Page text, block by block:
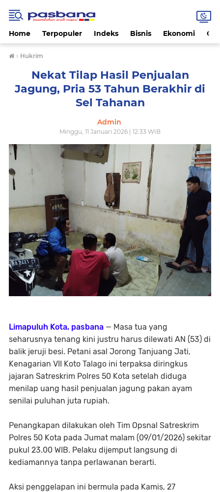
Home Terpopuler Indeks Bisnis Ekonomi
› Hukrim
Nekat Tilap Hasil Penjualan
Jagung, Pria 53 Tahun Berakhir di
Sel Tahanan
Admin
Minggu, 11 Januari 2026 | 12:33 WIB
​Limapuluh Kota, pasbana — Masa tua yang
seharusnya tenang kini justru harus dilewati AN (53) di
balik jeruji besi. Petani asal Jorong Tanjuang Jati,
Kenagarian VII Koto Talago ini terpaksa diringkus
jajaran Satreskrim Polres 50 Kota setelah diduga
menilap uang hasil penjualan jagung pakan ayam
senilai puluhan juta rupiah.
​Penangkapan dilakukan oleh Tim Opsnal Satreskrim
Polres 50 Kota pada Jumat malam (09/01/2026) sekitar
pukul 23.00 WIB. Pelaku dijemput langsung di
kediamannya tanpa perlawanan berarti.
​Aksi penggelapan ini bermula pada Kamis, 27